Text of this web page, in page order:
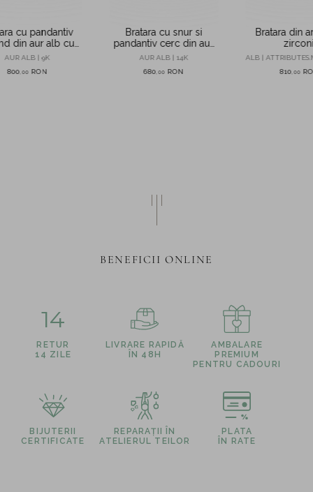
cu pandantiv
din aur alb cu
zirconii
AUR ALB | 9K
800 00 RON
Bratara cu snur si
pandantiv cerc din aur
alb cu diamant de
AUR ALB | 14K
680 00 RON
Bratara din
ALB |
810 ,00
BENEFICII ONLINE
14
RETUR
14 ZILE
LIVRARE RAPIDĂ
ÎN 48H
AMBALARE
PREMIUM
PENTRU CADOURI
BIJUTERII
CERTIFICATE
REPARAȚII ÎN
ATELIERUL TEILOR
PLATA
ÎN RATE